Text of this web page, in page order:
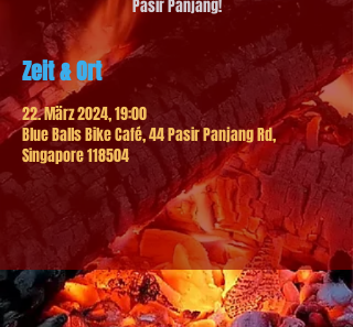
Pasir Panjang!
Zeit & Ort
22. März 2024, 19:00
Blue Balls Bike Café, 44 Pasir Panjang Rd,
Singapore 118504